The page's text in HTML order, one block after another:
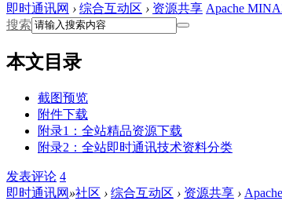
即时通讯网 › 综合互动区 › 资源共享 Apache
搜索
本文目录
截图预览
附件下载
附录1：全站精品资源下载
附录2：全站即时通讯技术资料分类
发表评论 4
即时通讯网 »社区 › 综合互动区 › 资源共享 ›